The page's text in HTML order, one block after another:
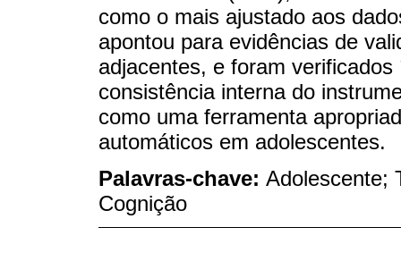
como o mais ajustado aos
apontou para evidências de
adjacentes, e foram
consistência interna do
como uma ferramenta
automáticos em adolescentes.
Palavras-chave: Adolescente;
Cognição